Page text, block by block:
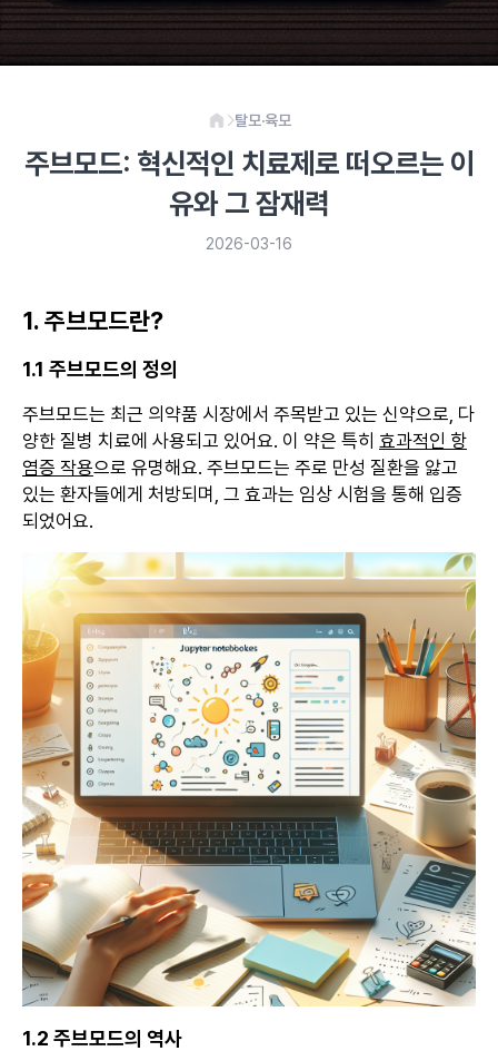
탈모·육모
주브모드: 혁신적인 치료제로 떠오르는 이
유와 그 잠재력
2026-03-16
1. 주브모드란?
1.1 주브모드의 정의
주브모드는 최근 의약품 시장에서 주목받고 있는 신약으로, 다
양한 질병 치료에 사용되고 있어요. 이 약은 특히 효과적인 항
염증 작용으로 유명해요. 주브모드는 주로 만성 질환을 앓고
있는 환자들에게 처방되며, 그 효과는 임상 시험을 통해 입증
되었어요.
1.2 주브모드의 역사